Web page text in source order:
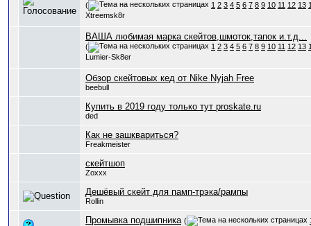
( 1 2 3 4 5 6 7 8 9 10 11 12 13
Xtreemsk8r
ВАША любимая марка скейтов,шмоток,тапок и.т.д...
( 1 2 3 4 5 6 7 8 9 10 11 12 13
Lumier-Sk8er
Обзор скейтовых кед от Nike Nyjah Free
beebull
Купить в 2019 году только тут proskate.ru
ded
Как не зашквариться?
Freakmeister
скейтшоп
Zoxxx
Дешёвый скейт для памп-трэка/рампы
Rollin
Промывка подшипника (